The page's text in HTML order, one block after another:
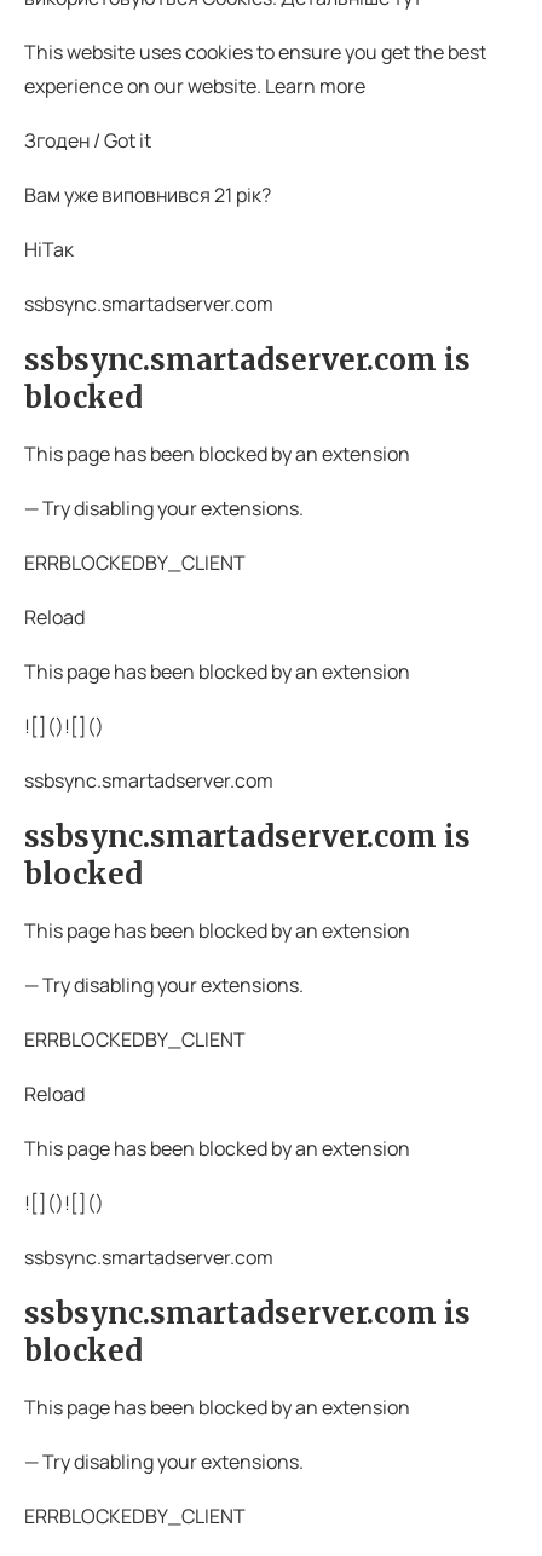
This website uses cookies to ensure you get the best
experience on our website. Learn more
Згоден / Got it
Вам уже виповнився 21 рік?
НіТак
ssbsync.smartadserver.com
ssbsync.smartadserver.com is
blocked
This page has been blocked by an extension
— Try disabling your extensions.
ERRBLOCKEDBY_CLIENT
Reload
This page has been blocked by an extension
![]()![]()
ssbsync.smartadserver.com
ssbsync.smartadserver.com is
blocked
This page has been blocked by an extension
— Try disabling your extensions.
ERRBLOCKEDBY_CLIENT
Reload
This page has been blocked by an extension
![]()![]()
ssbsync.smartadserver.com
ssbsync.smartadserver.com is
blocked
This page has been blocked by an extension
— Try disabling your extensions.
ERRBLOCKEDBY_CLIENT